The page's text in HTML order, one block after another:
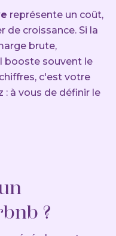
représente un coût,
de croissance. Si la
brute,
booste souvent le
c'est votre
à vous de définir le
?